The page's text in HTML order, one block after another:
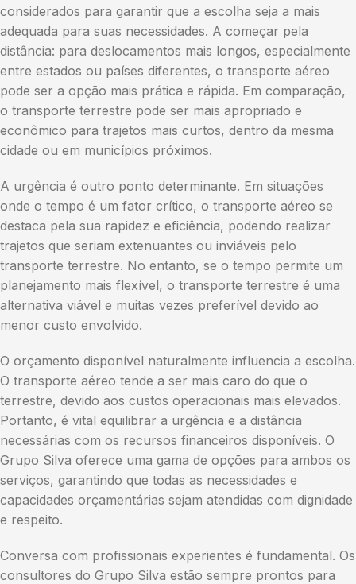
considerados para garantir que a escolha seja a mais
adequada para suas necessidades. A começar pela
distância: para deslocamentos mais longos, especialmente
entre estados ou países diferentes, o transporte aéreo
pode ser a opção mais prática e rápida. Em comparação,
o transporte terrestre pode ser mais apropriado e
econômico para trajetos mais curtos, dentro da mesma
cidade ou em municípios próximos.
A urgência é outro ponto determinante. Em situações
onde o tempo é um fator crítico, o transporte aéreo se
destaca pela sua rapidez e eficiência, podendo realizar
trajetos que seriam extenuantes ou inviáveis pelo
transporte terrestre. No entanto, se o tempo permite um
planejamento mais flexível, o transporte terrestre é uma
alternativa viável e muitas vezes preferível devido ao
menor custo envolvido.
O orçamento disponível naturalmente influencia a escolha.
O transporte aéreo tende a ser mais caro do que o
terrestre, devido aos custos operacionais mais elevados.
Portanto, é vital equilibrar a urgência e a distância
necessárias com os recursos financeiros disponíveis. O
Grupo Silva oferece uma gama de opções para ambos os
serviços, garantindo que todas as necessidades e
capacidades orçamentárias sejam atendidas com dignidade
e respeito.
Conversa com profissionais experientes é fundamental. Os
consultores do Grupo Silva estão sempre prontos para